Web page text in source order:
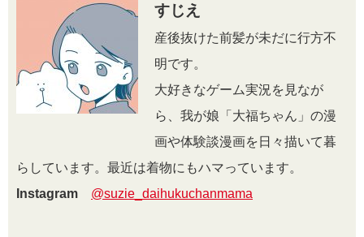
すじえ
産後抜けた前髪が未だに行方不
明です。
大好きなゲーム実況を見なが
ら、我が娘「大福ちゃん」の漫
画や体験談漫画を日々描いて暮
らしています。最近は着物にもハマっています。
Instagram
@suzie_daihukuchanmama